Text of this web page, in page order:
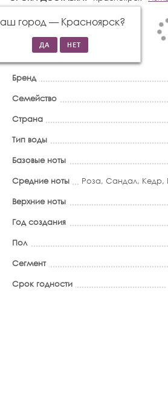
город — Красноярск?
Бренд
Семейство
Страна
Тип воды
Базовые ноты
Средние ноты
Роза, Сандал, Кедр,
Верхние ноты
Год создания
Пол
Сегмент
Срок годности